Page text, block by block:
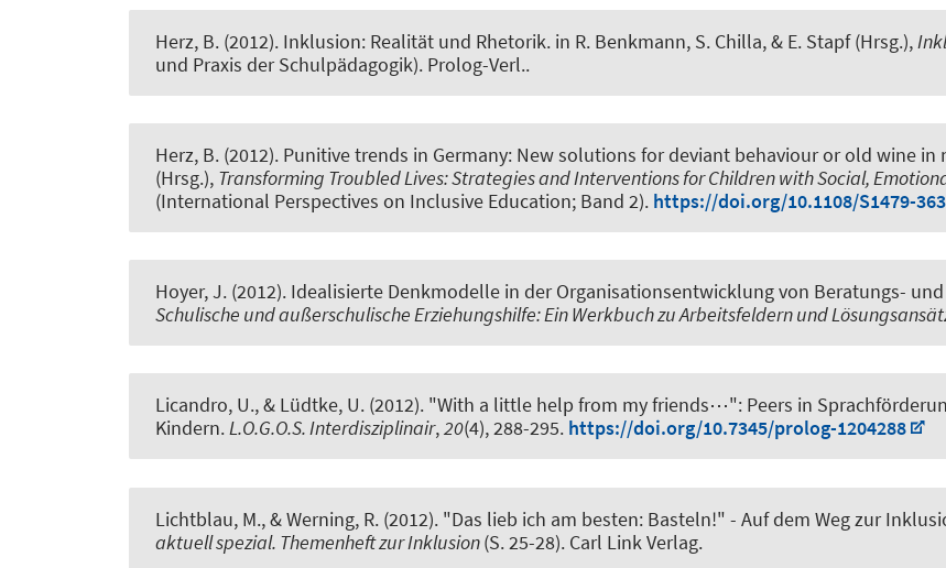
Herz, B. (2012). Inklusion: Realität und Rhetorik. in R. Benkmann, S. Chilla, & E. Stapf (Hrsg.),
und Praxis der Schulpädagogik). Prolog-Verl..
Herz, B. (2012). Punitive trends in Germany: New solutions for deviant behaviour or old wine in
(Hrsg.), Transforming Troubled Lives: Strategies and Interventions for Children with Social,
(International Perspectives on Inclusive Education; Band 2). https://doi.org/10.1108/S1479-
Hoyer, J. (2012). Idealisierte Denkmodelle in der Organisationsentwicklung von Beratungs-
Schulische und außerschulische Erziehungshilfe: Ein Werkbuch zu Arbeitsfeldern und
Licandro, U., & Lüdtke, U. (2012). "With a little help from my friends⋯": Peers in
Kindern.L.O.G.O.S. Interdisziplinair,20(4), 288-295. https://doi.org/10.7345/prolog-1204288
Lichtblau, M., & Werning, R. (2012). "Das lieb ich am besten: Basteln!" - Auf dem Weg zur
aktuell spezial. Themenheft zur Inklusion(S. 25-28). Carl Link Verlag.